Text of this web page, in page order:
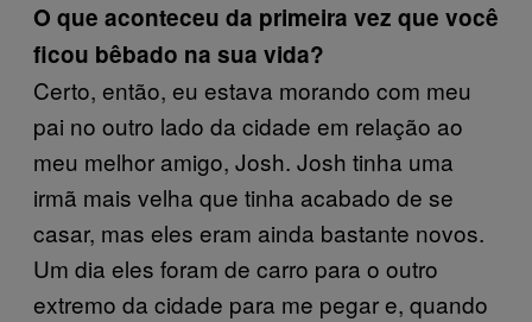
O que aconteceu da primeira vez que você
ficou bêbado na sua vida?
Certo, então, eu estava morando com meu
pai no outro lado da cidade em relação ao
meu melhor amigo, Josh. Josh tinha uma
irmã mais velha que tinha acabado de se
casar, mas eles eram ainda bastante novos.
Um dia eles foram de carro para o outro
extremo da cidade para me pegar e, quando